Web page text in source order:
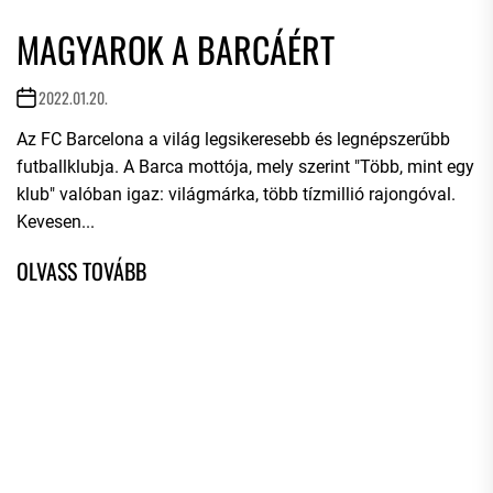
MAGYAROK A BARCÁÉRT
2022.01.20.
Az FC Barcelona a világ legsikeresebb és legnépszerűbb
futballklubja. A Barca mottója, mely szerint "Több, mint egy
klub" valóban igaz: világmárka, több tízmillió rajongóval.
Kevesen...